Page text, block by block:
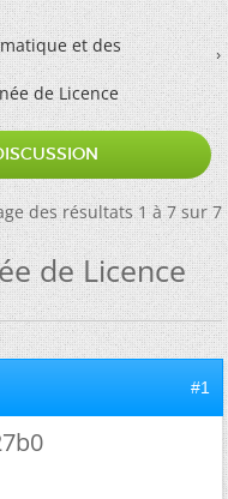
et des
de Licence
des résultats 1 à 7 sur 7
de Licence
#1